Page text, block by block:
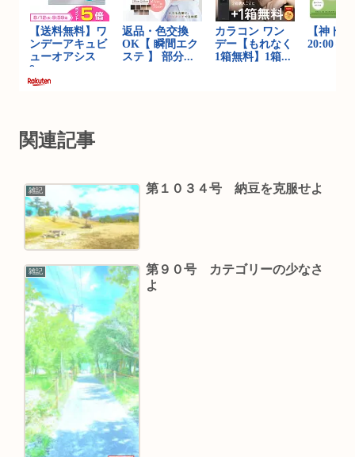
関連記事
雑記 第１０３４号 納豆を克服せよ
雑記
第９０号 カテゴリーの少なさ
よ